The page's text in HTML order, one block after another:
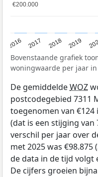
2016 2017 2018 2019
€200.000
€200.000
Bovenstaande grafiek
woningwaarde per jaar
De gemiddeldeWOZ
postcodegebied 7311
toegenomen van €124
(dat is een stijging van
verschil per jaar over
met 2025 was €98.875
de data in de tijd volgt
De cijfers groeien